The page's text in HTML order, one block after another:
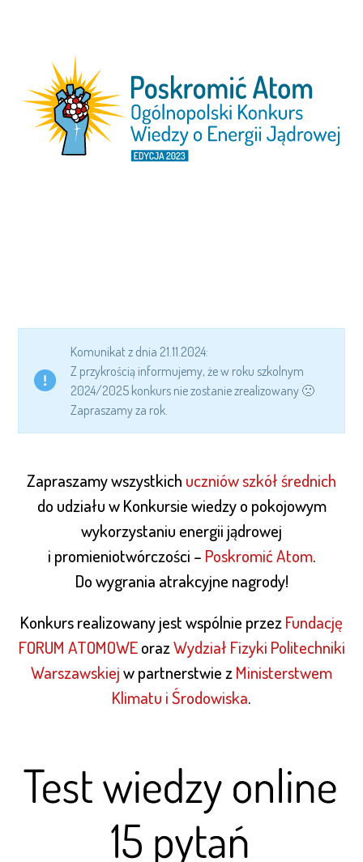
Komunikat z dnia 21.11.2024:
Z przykrością informujemy, że w roku szkolnym
2024/2025 konkurs nie zostanie zrealizowany 🙁
Zapraszamy za rok.
Zapraszamy wszystkich uczniów szkół średnich
do udziału w Konkursie wiedzy o pokojowym
wykorzystaniu energii jądrowej
i promieniotwórczości – Poskromić Atom.
Do wygrania atrakcyjne nagrody!
Konkurs realizowany jest wspólnie przezFundację
FORUM ATOMOWEorazWydział Fizyki Politechniki
Warszawskiejw partnerstwie zMinisterstwem
Klimatu i Środowiska.